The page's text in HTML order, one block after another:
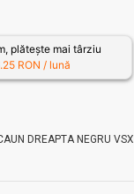
DREAPTA NEGRU VSX
plătește mai târziu
RON / lună